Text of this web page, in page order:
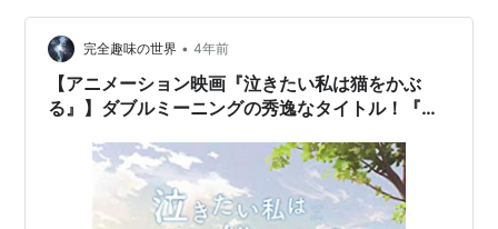
完全趣味の世界 • 4年前
【アニメーション映画『泣きたい私は猫をかぶ
る』】ダブルミーニングの秀逸なタイトル！『あ
ニメの傑作！！